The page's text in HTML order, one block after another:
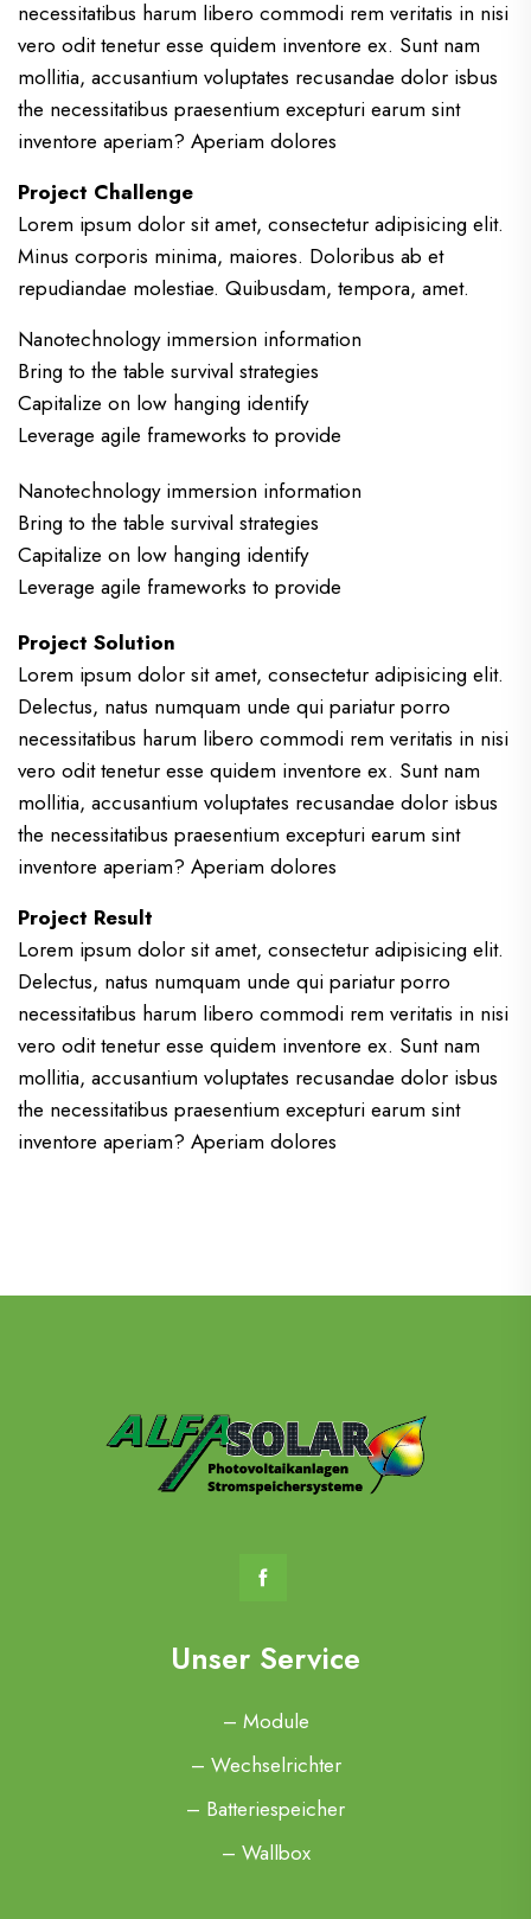
necessitatibus harum libero commodi rem veritatis in nisi
vero odit tenetur esse quidem inventore ex. Sunt nam
mollitia, accusantium voluptates recusandae dolor isbus
the necessitatibus praesentium excepturi earum sint
inventore aperiam? Aperiam dolores
Project Challenge
Lorem ipsum dolor sit amet, consectetur adipisicing elit.
Minus corporis minima, maiores. Doloribus ab et
repudiandae molestiae. Quibusdam, tempora, amet.
Nanotechnology immersion information
Bring to the table survival strategies
Capitalize on low hanging identify
Leverage agile frameworks to provide
Nanotechnology immersion information
Bring to the table survival strategies
Capitalize on low hanging identify
Leverage agile frameworks to provide
Project Solution
Lorem ipsum dolor sit amet, consectetur adipisicing elit.
Delectus, natus numquam unde qui pariatur porro
necessitatibus harum libero commodi rem veritatis in nisi
vero odit tenetur esse quidem inventore ex. Sunt nam
mollitia, accusantium voluptates recusandae dolor isbus
the necessitatibus praesentium excepturi earum sint
inventore aperiam? Aperiam dolores
Project Result
Lorem ipsum dolor sit amet, consectetur adipisicing elit.
Delectus, natus numquam unde qui pariatur porro
necessitatibus harum libero commodi rem veritatis in nisi
vero odit tenetur esse quidem inventore ex. Sunt nam
mollitia, accusantium voluptates recusandae dolor isbus
the necessitatibus praesentium excepturi earum sint
inventore aperiam? Aperiam dolores
Unser Service
– Module
– Wechselrichter
– Batteriespeicher
– Wallbox